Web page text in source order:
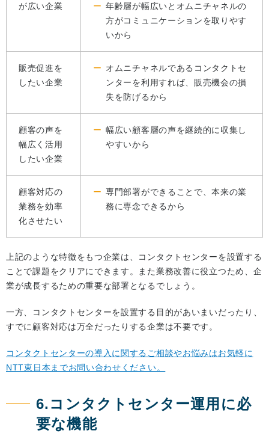
が広い企業
年齢層が幅広いとオムニチャネルの
方がコミュニケーションを取りやす
いから
販売促進を
したい企業
オムニチャネルであるコンタクトセ
ンターを利用すれば、販売機会の損
失を防げるから
顧客の声を
幅広く活用
したい企業
幅広い顧客層の声を継続的に収集し
やすいから
顧客対応の
業務を効率
化させたい
専門部署ができることで、本来の業
務に専念できるから
上記のような特徴をもつ企業は、コンタクトセンターを設置する
ことで課題をクリアにできます。また業務改善に役立つため、企
業が成長するための重要な部署となるでしょう。
一方、コンタクトセンターを設置する目的があいまいだったり、
すでに顧客対応は万全だったりする企業は不要です。
コンタクトセンターの導入に関するご相談やお悩みはお気軽に
NTT東日本までお問い合わせください。
6.コンタクトセンター運用に必
要な機能